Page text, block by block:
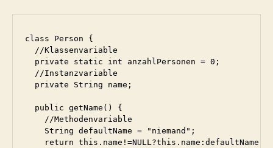
class Person {
  //Klassenvariable
  private static int anzahlPersonen = 0;
  //Instanzvariable
  private String name;
  public getName() {
    //Methodenvariable
    String defaultName = "niemand";
    return this.name!=NULL?this.name:defaultName;